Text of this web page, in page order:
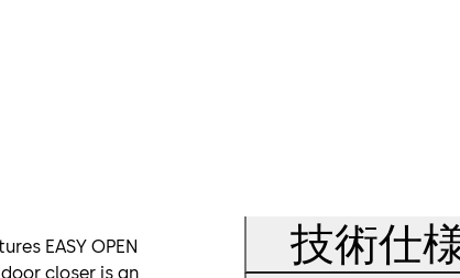
EASY OPEN
closer is an
技術仕